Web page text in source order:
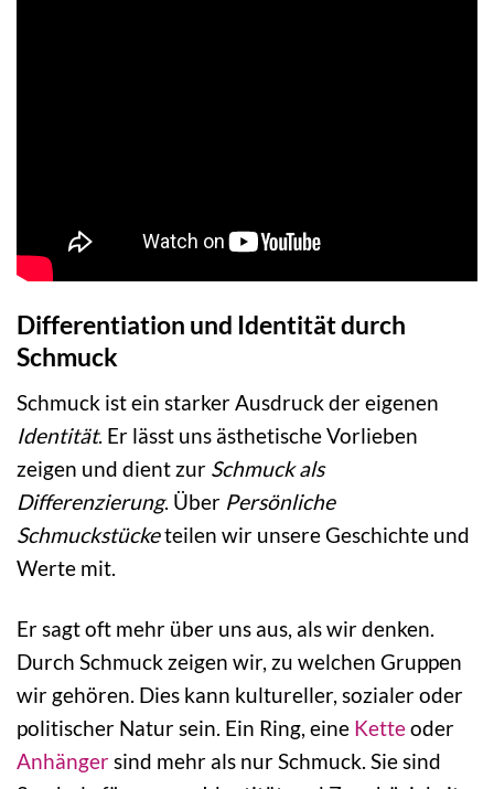
Differentiation und Identität durch
Schmuck
Schmuck ist ein starker Ausdruck der eigenen
Identität. Er lässt uns ästhetische Vorlieben
zeigen und dient zur Schmuck als
Differenzierung. Über Persönliche
Schmuckstücketeilen wir unsere Geschichte und
Werte mit.
Er sagt oft mehr über uns aus, als wir denken.
Durch Schmuck zeigen wir, zu welchen Gruppen
wir gehören. Dies kann kultureller, sozialer oder
politischer Natur sein. Ein Ring, eine Ketteoder
Anhänger sind mehr als nur Schmuck. Sie sind